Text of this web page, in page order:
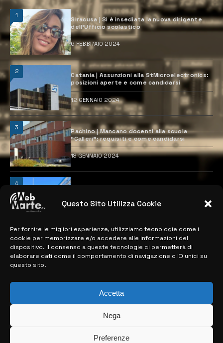
Questo Sito Utilizza Cookie
Per fornire le migliori esperienze, utilizziamo tecnologie come i
cookie per memorizzare e/o accedere alle informazioni del
dispositivo. Il consenso a queste tecnologie ci permetterà di
elaborare dati come il comportamento di navigazione o ID unici su
questo sito.
Accetta
Nega
Preferenze
1
Siracusa | Si è insediata la nuova dirigente
dell’Ufficio scolastico
6 FEBBRAIO 2024
2
Catania | Assunzioni alla StMicroelectronics:
posizioni aperte e come candidarsi
12 GENNAIO 2024
3
Pachino | Mancano docenti alla scuola
“Calleri”: requisiti e come candidarsi
18 GENNAIO 2024
4
previste
MAPPA DEL SITO